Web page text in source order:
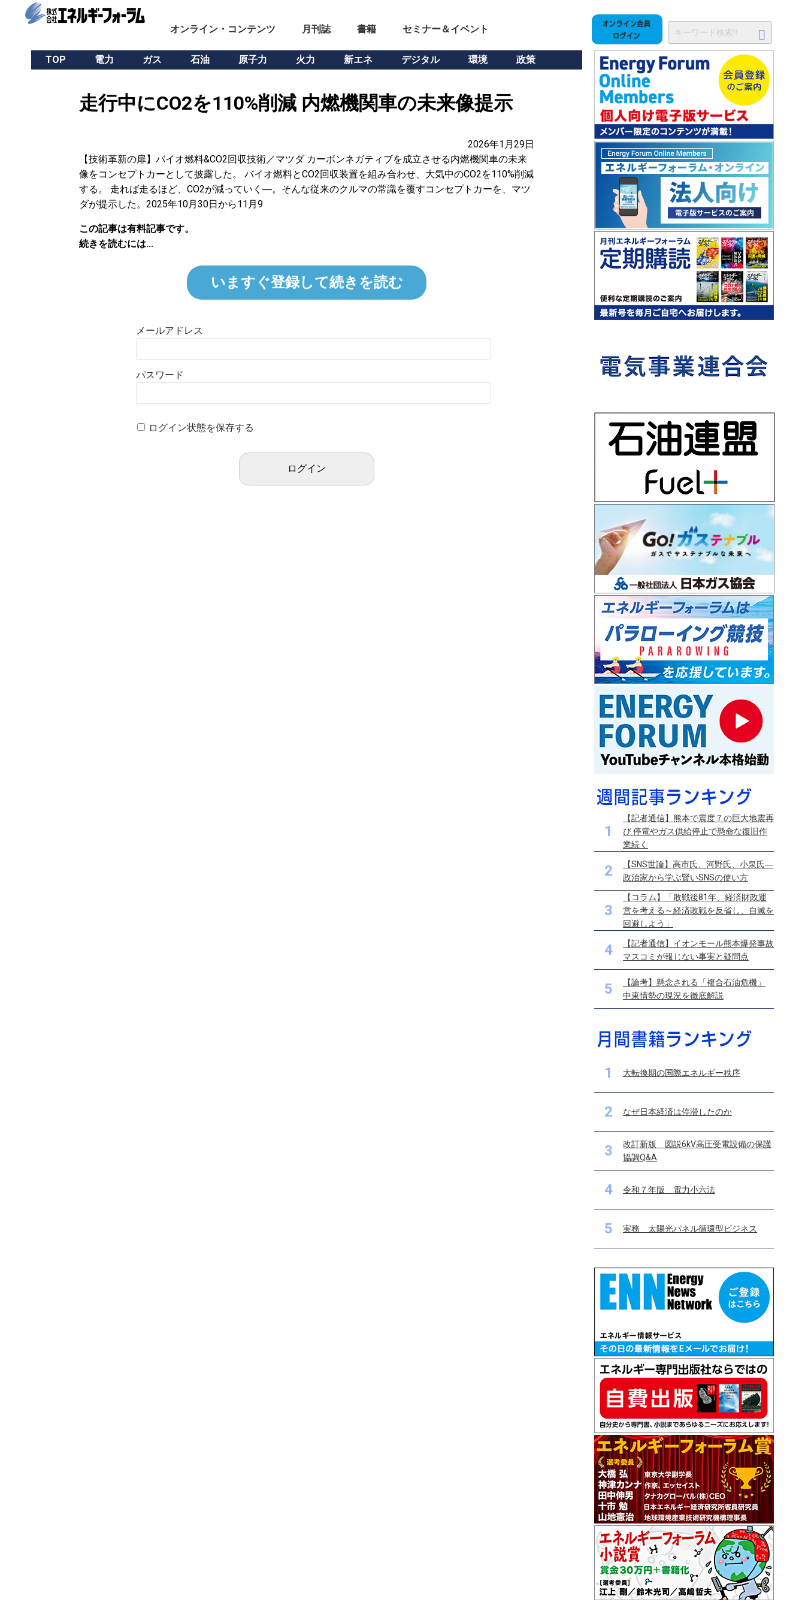
オンライン・コンテンツ 月刊誌 書籍 セミナー＆イベント
TOP 電力 ガス 石油 原子力 火力 新エネ デジタル 環境 政策
走行中にCO2を110%削減 内燃機関車の未来像提示
2026年1月29日
【技術革新の扉】バイオ燃料&CO2回収技術／マツダ カーボンネガティブを成立させる内燃機関車の未来
像をコンセプトカーとして披露した。 バイオ燃料とCO2回収装置を組み合わせ、大気中のCO2を110%削減
する。 走れば走るほど、CO2が減っていく―。そんな従来のクルマの常識を覆すコンセプトカーを、マツ
ダが提示した。2025年10月30日から11月9
この記事は有料記事です。
続きを読むには...
いますぐ登録して続きを読む
メールアドレス
パスワード
ログイン状態を保存する
1
【記者通信】熊本で震度７の巨大地震再
び 停電やガス供給停止で懸命な復旧作
業続く
2
【SNS世論】高市氏、河野氏、小泉氏―
政治家から学ぶ賢いSNSの使い方
3
【コラム】「敗戦後81年、経済財政運
営を考える～経済敗戦を反省し、自滅を
回避しよう」
4
【記者通信】イオンモール熊本爆発事故
マスコミが報じない事実と疑問点
5
【論考】懸念される「複合石油危機」
中東情勢の現況を徹底解説
1 大転換期の国際エネルギー秩序
2 なぜ日本経済は停滞したのか
3
改訂新版 図説6kV高圧受電設備の保護
協調Q&A
4 令和７年版 電力小六法
5 実務 太陽光パネル循環型ビジネス